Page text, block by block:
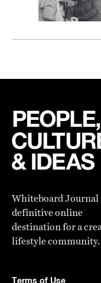
Whiteboard Journal
definitive online
destination for a
lifestyle community.
Terms of Use